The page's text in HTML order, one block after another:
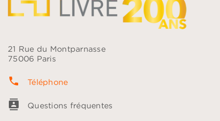
21 Rue du Montparnasse
75006 Paris
phone Téléphone
contacts Questions fréquentes